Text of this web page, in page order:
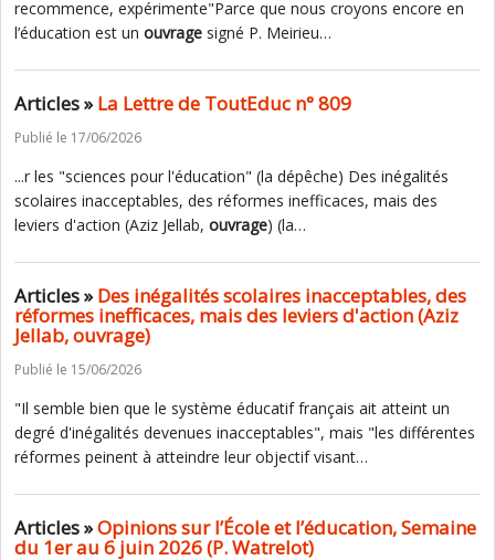
recommence, expérimente"Parce que nous croyons encore en
l’éducation est un ouvrage signé P. Meirieu…
Articles »La Lettre de ToutEduc n° 809
Publié le 17/06/2026
...r les "sciences pour l'éducation" (la dépêche) Des inégalités
scolaires inacceptables, des réformes inefficaces, mais des
leviers d'action (Aziz Jellab, ouvrage) (la…
Articles »Des inégalités scolaires inacceptables, des
réformes inefficaces, mais des leviers d'action (Aziz
Jellab, ouvrage)
Publié le 15/06/2026
"Il semble bien que le système éducatif français ait atteint un
degré d'inégalités devenues inacceptables", mais "les différentes
réformes peinent à atteindre leur objectif visant…
Articles »Opinions sur l’École et l’éducation, Semaine
du 1er au 6 juin 2026 (P. Watrelot)